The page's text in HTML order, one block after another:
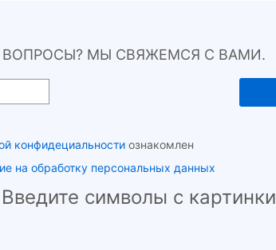
ВОПРОСЫ? МЫ СВЯЖЕМСЯ С ВАМИ.
конфидециальностиознакомлен
на обработку персональных данных
Введите символы с картинки